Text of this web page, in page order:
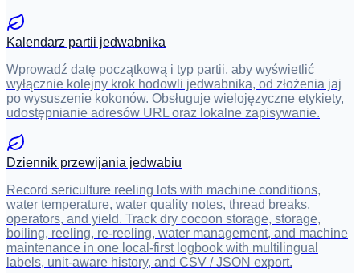
Kalendarz partii jedwabnika
Wprowadź datę początkową i typ partii, aby wyświetlić
wyłącznie kolejny krok hodowli jedwabnika, od złożenia jaj
po wysuszenie kokonów. Obsługuje wielojęzyczne etykiety,
udostępnianie adresów URL oraz lokalne zapisywanie.
Dziennik przewijania jedwabiu
Record sericulture reeling lots with machine conditions,
water temperature, water quality notes, thread breaks,
operators, and yield. Track dry cocoon storage, storage,
boiling, reeling, re-reeling, water management, and machine
maintenance in one local-first logbook with multilingual
labels, unit-aware history, and CSV / JSON export.